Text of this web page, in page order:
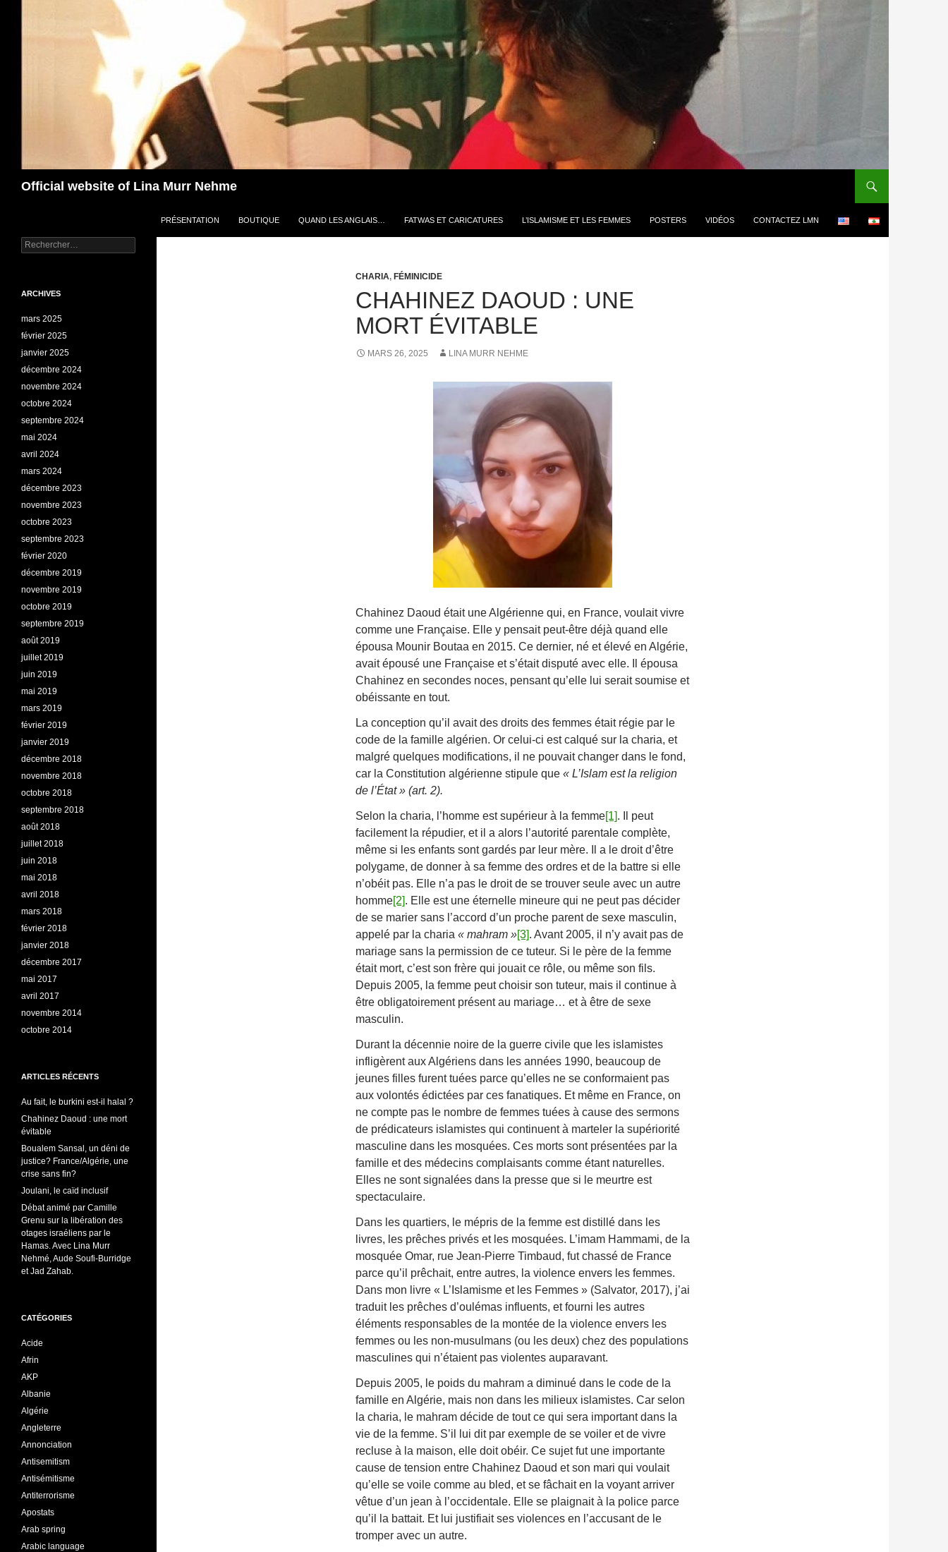
Official website of Lina Murr Nehme
PRÉSENTATION BOUTIQUE QUAND LES ANGLAIS… FATWAS ET CARICATURES L’ISLAMISME ET LES FEMMES POSTERS VIDÉOS CONTACTEZ LMN
CHARIA, FÉMINICIDE
CHAHINEZ DAOUD : UNE
MORT ÉVITABLE
MARS 26, 2025 LINA MURR NEHME
Chahinez Daoud était une Algérienne qui, en France, voulait vivre
comme une Française. Elle y pensait peut-être déjà quand elle
épousa Mounir Boutaa en 2015. Ce dernier, né et élevé en Algérie,
avait épousé une Française et s’était disputé avec elle. Il épousa
Chahinez en secondes noces, pensant qu’elle lui serait soumise et
obéissante en tout.
La conception qu’il avait des droits des femmes était régie par le
code de la famille algérien. Or celui-ci est calqué sur la charia, et
malgré quelques modifications, il ne pouvait changer dans le fond,
car la Constitution algérienne stipule que « L’Islam est la religion
de l’État » (art. 2).
Selon la charia, l’homme est supérieur à la femme[1]. Il peut
facilement la répudier, et il a alors l’autorité parentale complète,
même si les enfants sont gardés par leur mère. Il a le droit d’être
polygame, de donner à sa femme des ordres et de la battre si elle
n’obéit pas. Elle n’a pas le droit de se trouver seule avec un autre
homme[2]. Elle est une éternelle mineure qui ne peut pas décider
de se marier sans l’accord d’un proche parent de sexe masculin,
appelé par la charia « mahram »[3]. Avant 2005, il n’y avait pas de
mariage sans la permission de ce tuteur. Si le père de la femme
était mort, c’est son frère qui jouait ce rôle, ou même son fils.
Depuis 2005, la femme peut choisir son tuteur, mais il continue à
être obligatoirement présent au mariage… et à être de sexe
masculin.
Durant la décennie noire de la guerre civile que les islamistes
infligèrent aux Algériens dans les années 1990, beaucoup de
jeunes filles furent tuées parce qu’elles ne se conformaient pas
aux volontés édictées par ces fanatiques. Et même en France, on
ne compte pas le nombre de femmes tuées à cause des sermons
de prédicateurs islamistes qui continuent à marteler la supériorité
masculine dans les mosquées. Ces morts sont présentées par la
famille et des médecins complaisants comme étant naturelles.
Elles ne sont signalées dans la presse que si le meurtre est
spectaculaire.
Dans les quartiers, le mépris de la femme est distillé dans les
livres, les prêches privés et les mosquées. L’imam Hammami, de la
mosquée Omar, rue Jean-Pierre Timbaud, fut chassé de France
parce qu’il prêchait, entre autres, la violence envers les femmes.
Dans mon livre « L’Islamisme et les Femmes » (Salvator, 2017), j’ai
traduit les prêches d’oulémas influents, et fourni les autres
éléments responsables de la montée de la violence envers les
femmes ou les non-musulmans (ou les deux) chez des populations
masculines qui n’étaient pas violentes auparavant.
Depuis 2005, le poids du mahram a diminué dans le code de la
famille en Algérie, mais non dans les milieux islamistes. Car selon
la charia, le mahram décide de tout ce qui sera important dans la
vie de la femme. S’il lui dit par exemple de se voiler et de vivre
recluse à la maison, elle doit obéir. Ce sujet fut une importante
cause de tension entre Chahinez Daoud et son mari qui voulait
qu’elle se voile comme au bled, et se fâchait en la voyant arriver
vêtue d’un jean à l’occidentale. Elle se plaignait à la police parce
qu’il la battait. Et lui justifiait ses violences en l’accusant de le
tromper avec un autre.
Rechercher :
ARCHIVES
mars 2025
février 2025
janvier 2025
décembre 2024
novembre 2024
octobre 2024
septembre 2024
mai 2024
avril 2024
mars 2024
décembre 2023
novembre 2023
octobre 2023
septembre 2023
février 2020
décembre 2019
novembre 2019
octobre 2019
septembre 2019
août 2019
juillet 2019
juin 2019
mai 2019
mars 2019
février 2019
janvier 2019
décembre 2018
novembre 2018
octobre 2018
septembre 2018
août 2018
juillet 2018
juin 2018
mai 2018
avril 2018
mars 2018
février 2018
janvier 2018
décembre 2017
mai 2017
avril 2017
novembre 2014
octobre 2014
ARTICLES RÉCENTS
Au fait, le burkini est-il halal ?
Chahinez Daoud : une mort
évitable
Boualem Sansal, un déni de
justice? France/Algérie, une
crise sans fin?
Joulani, le caïd inclusif
Débat animé par Camille
Grenu sur la libération des
otages israéliens par le
Hamas. Avec Lina Murr
Nehmé, Aude Soufi-Burridge
et Jad Zahab.
CATÉGORIES
Acide
Afrin
AKP
Albanie
Algérie
Angleterre
Annonciation
Antisemitism
Antisémitisme
Antiterrorisme
Apostats
Arab spring
Arabic language